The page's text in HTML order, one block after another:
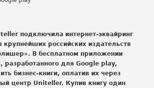
подключила интернет-эквайринг
крупнейших российских издательств
В бесплатном приложении
разработанного для Google play,
бизнеc-книги, оплатив их через
центр Uniteller. Купив книгу один